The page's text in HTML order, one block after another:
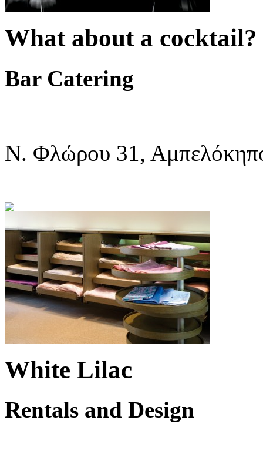
What about a cocktail?
Bar Catering
Ν. Φλώρου 31,
White Lilac
Rentals and Design